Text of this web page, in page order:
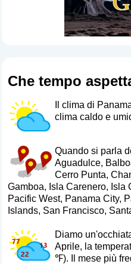
Che tempo
Il clima di
clima caldo e
Quando si parla
Aguadulce,
Cerro Punta,
Gamboa, Isla Carenero, Isla
Pacific West, Panama City,
Islands, San Francisco,
Diamo
Aprile, la
℉). Il mese più